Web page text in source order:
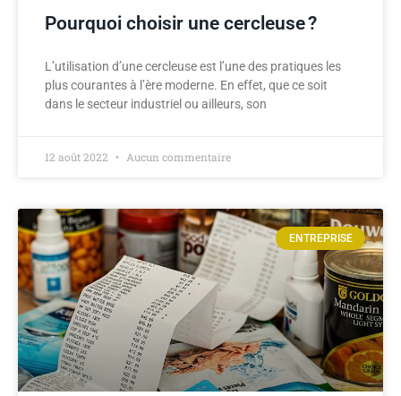
Pourquoi choisir une cercleuse ?
L’utilisation d’une cercleuse est l’une des pratiques les
plus courantes à l’ère moderne. En effet, que ce soit
dans le secteur industriel ou ailleurs, son
12 août 2022 Aucun commentaire
ENTREPRISE